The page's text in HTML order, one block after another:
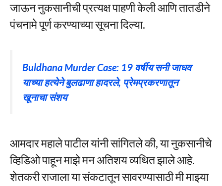
जाऊन नुकसानीची प्रत्यक्ष पाहणी केली आणि तातडीने
पंचनामे पूर्ण करण्याच्या सूचना दिल्या.
Buldhana Murder Case: 19 वर्षीय सनी जाधव
याच्या हत्येने बुलढाणा हादरले, प्रेमप्रकरणातून
खूनाचा संशय
आमदार महाले पाटील यांनी सांगितले की, या नुकसानीचे
व्हिडिओ पाहून माझे मन अतिशय व्यथित झाले आहे.
शेतकरी राजाला या संकटातून सावरण्यासाठी मी माझ्या